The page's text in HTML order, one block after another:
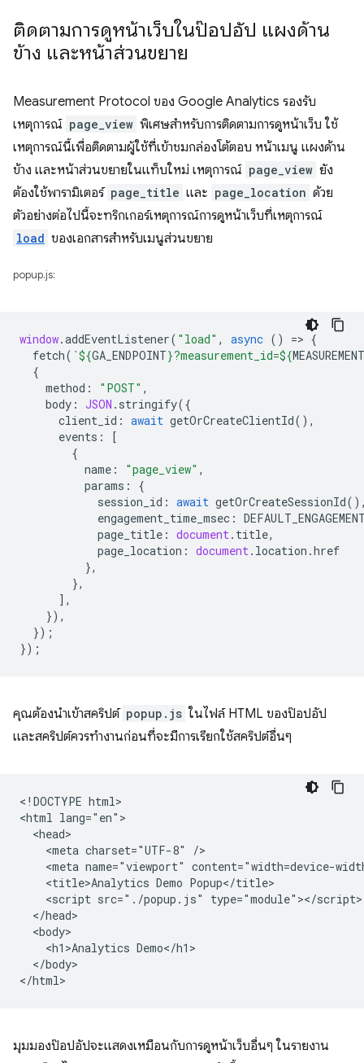
ติดตามการดูหน้าเว็บในป๊อปอัป แผงด้าน
ข้าง และหน้าส่วนขยาย
Measurement Protocol ของ Google Analytics รองรับ
เหตุการณ์ page_view พิเศษสำหรับการติดตามการดูหน้าเว็บ ใช้
เหตุการณ์นี้เพื่อติดตามผู้ใช้ที่เข้าชมกล่องโต้ตอบ หน้าเมนู แผงด้าน
ข้าง และหน้าส่วนขยายในแท็บใหม่ เหตุการณ์ page_view ยัง
ต้องใช้พารามิเตอร์ page_title และ page_location ด้วย
ตัวอย่างต่อไปนี้จะทริกเกอร์เหตุการณ์การดูหน้าเว็บที่เหตุการณ์
load ของเอกสารสำหรับเมนูส่วนขยาย
popup.js:
window.addEventListener( "load" , async () => {
fetch( `${GA_ENDPOINT}?measurement_id=${
{
method : "POST" ,
body : JSON . stringify({
client_id : await getOrCreateClientId(),
events :
[
{
name : "page_view" ,
params :
{
session_id : await getOrCreateSessionId
engagement_time_msec :
page_title : document. title,
page_location : document. location .href
},
},
],
}),
});
});
คุณต้องนำเข้าสคริปต์ popup.js ในไฟล์ HTML ของป๊อปอัป
และสคริปต์ควรทำงานก่อนที่จะมีการเรียกใช้สคริปต์อื่นๆ
<!DOCTYPE html>
<html lang="en">
  <head>
    <meta charset="UTF-8" />
<meta name="viewport" content="width=device-
    <title>Analytics Demo Popup</title>
    <script src="./popup.js" type="module"></script>
  </head>
  <body>
    <h1>Analytics Demo</h1>
  </body>
มุมมองป๊อปอัปจะแสดงเหมือนกับการดูหน้าเว็บอื่นๆ ในรายงาน